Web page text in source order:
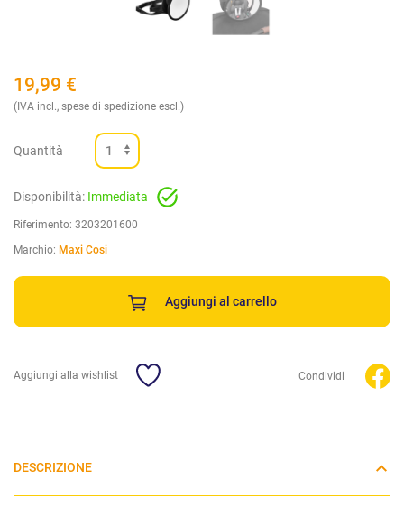
19,99 €
(IVA incl., spese di spedizione escl.)
Quantità
Disponibilità: Immediata
Riferimento: 3203201600
Marchio: Maxi Cosi
Aggiungi al carrello
Aggiungi alla wishlist Condividi
DESCRIZIONE